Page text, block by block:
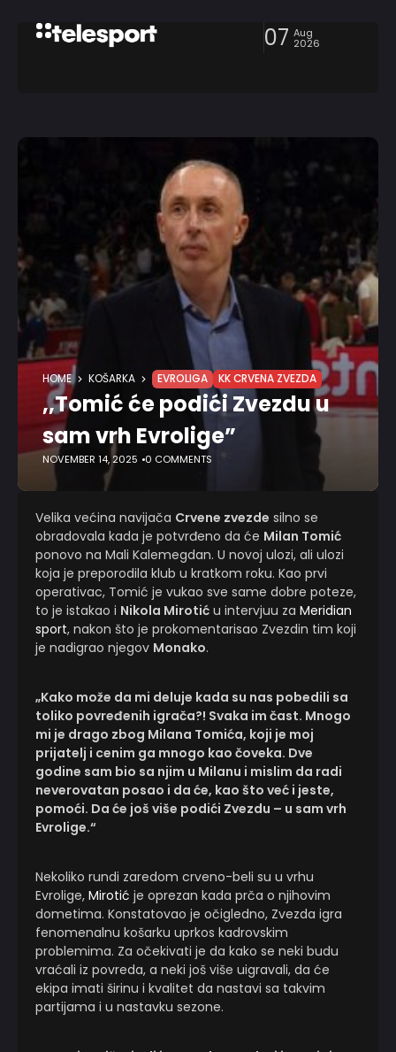
07 Aug
2026
HOME KOŠARKA EVROLIGA KK CRVENA ZVEZDA
,,Tomić će podići Zvezdu u
sam vrh Evrolige”
NOVEMBER 14, 2025 0 COMMENTS
Velika većina navijača Crvene zvezde silno se
obradovala kada je potvrđeno da će Milan Tomić
ponovo na Mali Kalemegdan. U novoj ulozi, ali ulozi
koja je preporodila klub u kratkom roku. Kao prvi
operativac, Tomić je vukao sve same dobre poteze,
to je istakao i Nikola Mirotić u intervjuu za Meridian
sport, nakon što je prokomentarisao Zvezdin tim koji
je nadigrao njegov Monako.
„Kako može da mi deluje kada su nas pobedili sa
toliko povređenih igrača?! Svaka im čast. Mnogo
mi je drago zbog Milana Tomića, koji je moj
prijatelj i cenim ga mnogo kao čoveka. Dve
godine sam bio sa njim u Milanu i mislim da radi
neverovatan posao i da će, kao što već i jeste,
pomoći. Da će još više podići Zvezdu – u sam vrh
Evrolige.“
Nekoliko rundi zaredom crveno-beli su u vrhu
Evrolige, Mirotić je oprezan kada prča o njihovim
dometima. Konstatovao je očigledno, Zvezda igra
fenomenalnu košarku uprkos kadrovskim
problemima. Za očekivati je da kako se neki budu
vraćali iz povreda, a neki još više uigravali, da će
ekipa imati širinu i kvalitet da nastavi sa takvim
partijama i u nastavku sezone.